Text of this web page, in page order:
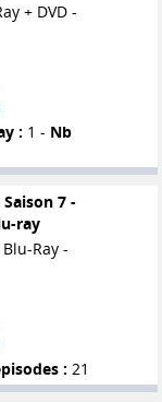
+ DVD -
: 1 - Nb
7 -
ray
Ray -
: 21